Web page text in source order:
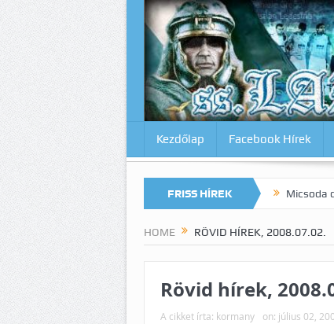
Kezdőlap Facebook Hírek
FRISS HÍREK
magunkat az Inter ellen? Lazio-Lecce 0:1 Micsoda drámai
HOME RÖVID HÍREK, 2008.07.02.
Rövid hírek,
A cikket írta: kormany on: július 02,